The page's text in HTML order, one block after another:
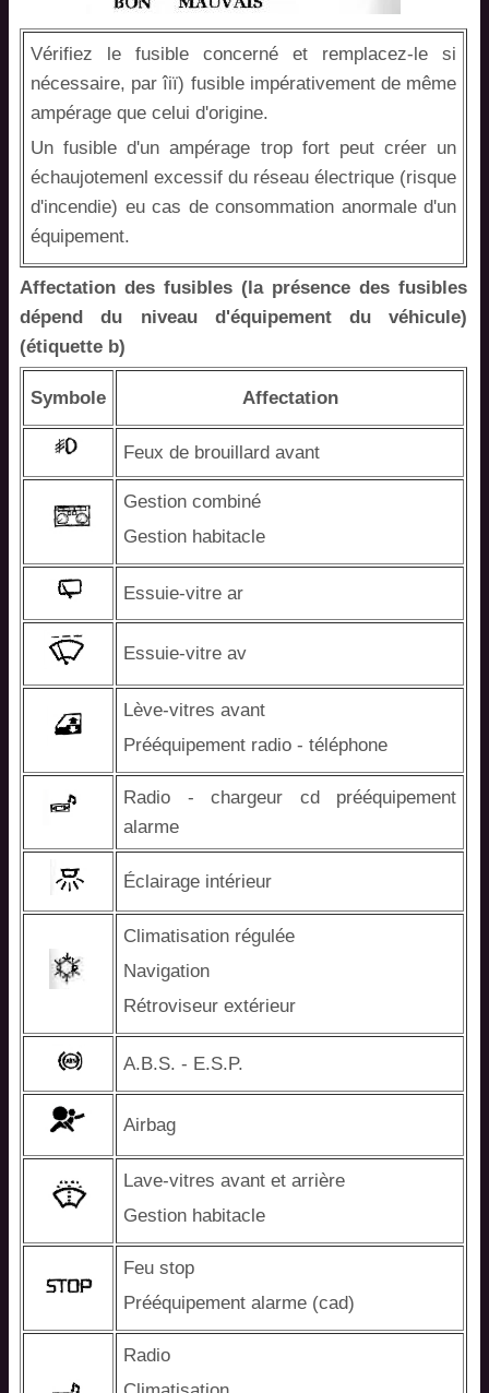
Vérifiez le fusible concerné et remplacez-le si
nécessaire, par îiï) fusible impérativement de même
ampérage que celui d'origine.
Un fusible d'un ampérage trop fort peut créer un
échaujotemenl excessif du réseau électrique (risque
d'incendie) eu cas de consommation anormale d'un
équipement.
Affectation des fusibles (la présence des fusibles
dépend du niveau d'équipement du véhicule)
(étiquette b)
Symbole Affectation
Feux de brouillard avant
Gestion combiné
Gestion habitacle
Essuie-vitre ar
Essuie-vitre av
Lève-vitres avant
Prééquipement radio - téléphone
Radio - chargeur cd prééquipement
alarme
Éclairage intérieur
Climatisation régulée
Navigation
Rétroviseur extérieur
A.B.S. - E.S.P.
Airbag
Lave-vitres avant et arrière
Gestion habitacle
Feu stop
Prééquipement alarme (cad)
Radio